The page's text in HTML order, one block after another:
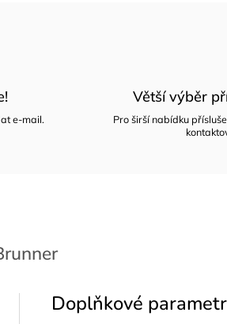
e-mail.
Větší výběr
Pro širší nabídku
Doplňkové